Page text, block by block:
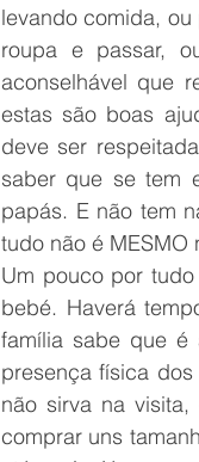
levando comida,
roupa e passar,
aconselhável que
estas são boas
deve ser
saber que se tem
papás. E não tem
tudo não é MESMO
Um pouco por
bebé. Haverá
família sabe que é
presença física
não sirva na
comprar uns